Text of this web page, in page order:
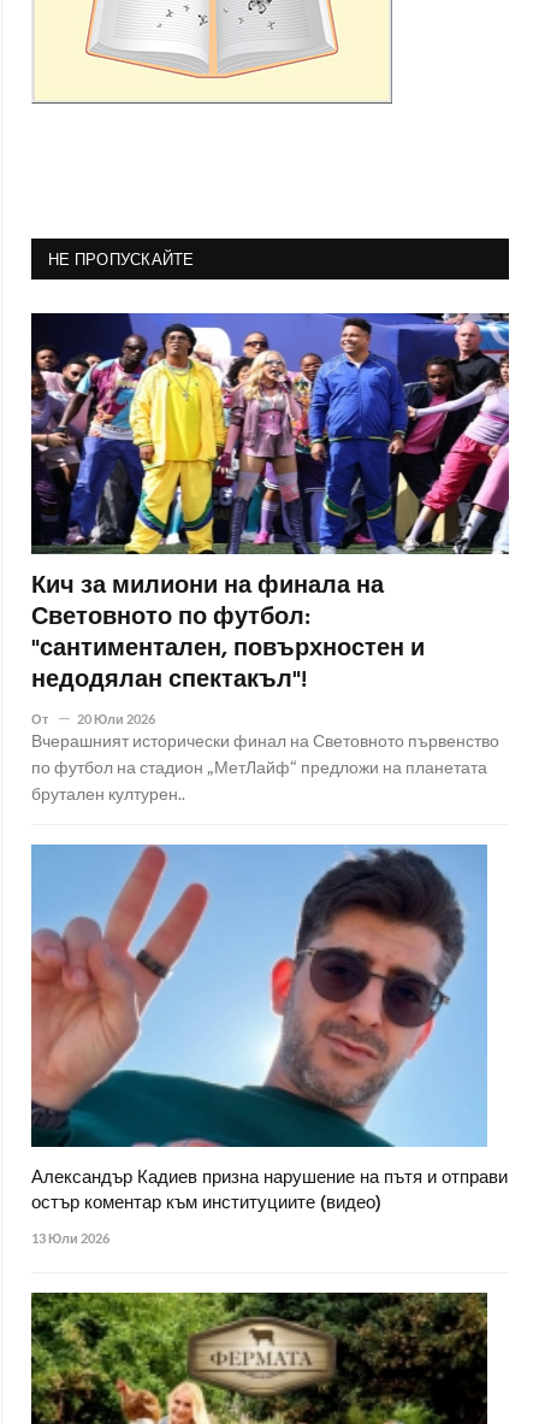
НЕ ПРОПУСКАЙТЕ
Кич за милиони на финала на
Световното по футбол:
"сантиментален, повърхностен и
недодялан спектакъл"!
От 20 Юли 2026
Вчерашният исторически финал на Световното първенство
по футбол на стадион „МетЛайф“ предложи на планетата
брутален културен..
Александър Кадиев призна нарушение на пътя и отправи
остър коментар към институциите (видео)
13 Юли 2026